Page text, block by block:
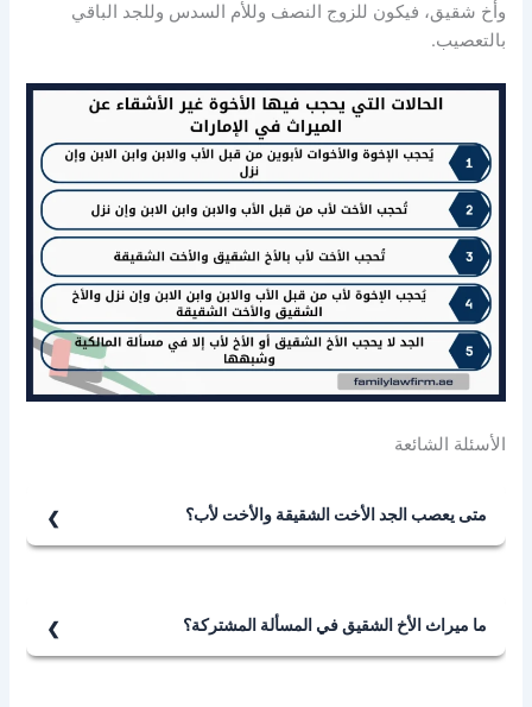
وأخ شقيق، فيكون للزوج النصف وللأم السدس وللجد الباقي
بالتعصيب.
الأسئلة الشائعة
متى يعصب الجد الأخت الشقيقة والأخت لأب؟
تتوفى فيها امرأة عن زوج وأم وجد وأخت شقيقة أو أخت لأب،
ما ميراث الأخ الشقيق في المسألة المشتركة؟